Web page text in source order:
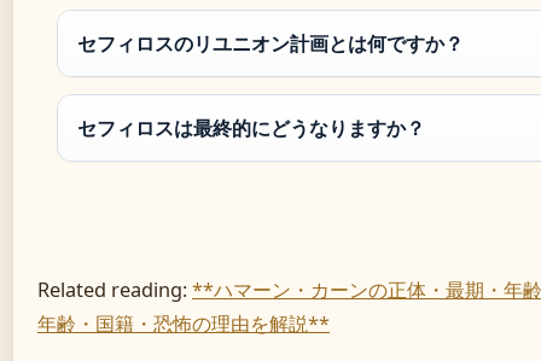
セフィロスのリユニオン計画とは何ですか？
セフィロスは最終的にどうなりますか？
Related reading:**ハマーン・カーンの正体・最期・年
年齢・国籍・恐怖の理由を解説**